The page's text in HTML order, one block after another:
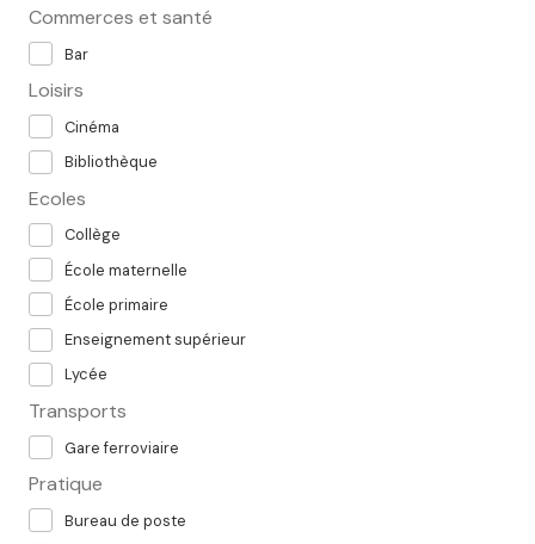
Commerces et santé
Bar
Loisirs
Cinéma
Bibliothèque
Ecoles
Collège
École maternelle
École primaire
Enseignement supérieur
Lycée
Transports
Gare ferroviaire
Pratique
Bureau de poste